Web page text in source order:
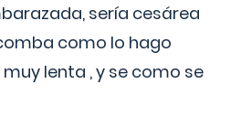
sería cesárea
como lo hago
lenta , y se como se